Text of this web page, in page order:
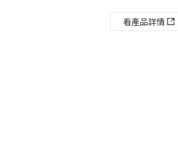
看產品詳情